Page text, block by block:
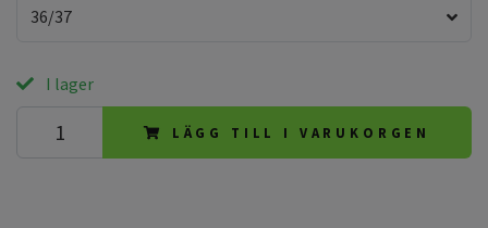
36/37
I lager
LÄGG TILL I VARUKORGEN